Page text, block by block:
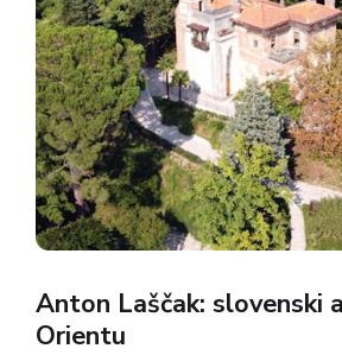
Anton Laščak: slovenski
Orientu